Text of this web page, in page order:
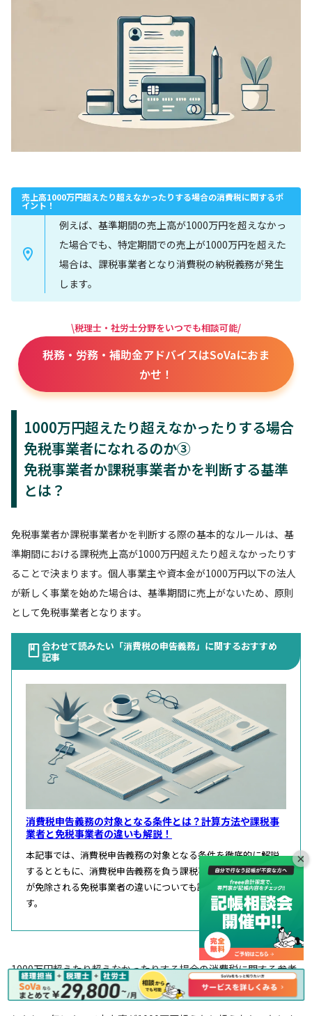
売上高1000万円超えたり超えなかったりする場合の消費税に関するポ
イント！
例えば、基準期間の売上高が1000万円を超えなかっ
た場合でも、特定期間での売上が1000万円を超えた
場合は、課税事業者となり消費税の納税義務が発生
します。
\税理士・社労士分野をいつでも相談可能/
税務・労務・補助金アドバイスはSoVaにおま
かせ！
1000万円超えたり超えなかったりする場合
免税事業者になれるのか③
免税事業者か課税事業者かを判断する基準
とは？
免税事業者か課税事業者かを判断する際の基本的なルールは、基
準期間における課税売上高が1000万円超えたり超えなかったりす
ることで決まります。個人事業主や資本金が1000万円以下の法人
が新しく事業を始めた場合は、基準期間に売上がないため、原則
として免税事業者となります。
合わせて読みたい「消費税の申告義務」に関するおすすめ
記事
消費税申告義務の対象となる条件とは？計算方法や課税事
業者と免税事業者の違いも解説！
本記事では、消費税申告義務の対象となる条件を徹底的に解説
するとともに、消費税申告義務を負う課税事業者と、申告義務
が免除される免税事業者の違いについても詳しくご紹介しま
す。
1000万円超えたり超えなかったりする場合の消費税に関する参考
記事：「D1-12 消費税の納税義務者でなくなった旨の届出手続
×